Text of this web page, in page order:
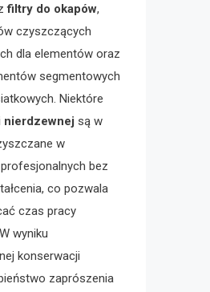
filtry do okapów,
czyszczących
dla elementów oraz
segmentowych
Niektóre
są w
w
bez
co pozwala
czas pracy
wyniku
konserwacji
zaprószenia